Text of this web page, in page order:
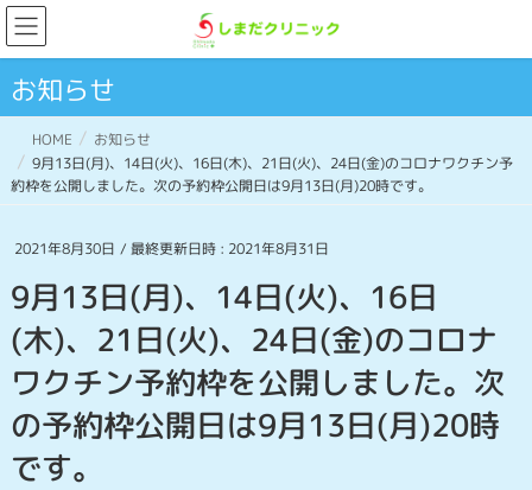
お知らせ
HOME
お知らせ
9月13日(月)、14日(火)、16日(木)、21日(火)、24日(金)のコロナワクチン予
約枠を公開しました。次の予約枠公開日は9月13日(月)20時です。
2021年8月30日 / 最終更新日時 : 2021年8月31日
9月13日(月)、14日(火)、16日
(木)、21日(火)、24日(金)のコロナ
ワクチン予約枠を公開しました。次
の予約枠公開日は9月13日(月)20時
です。